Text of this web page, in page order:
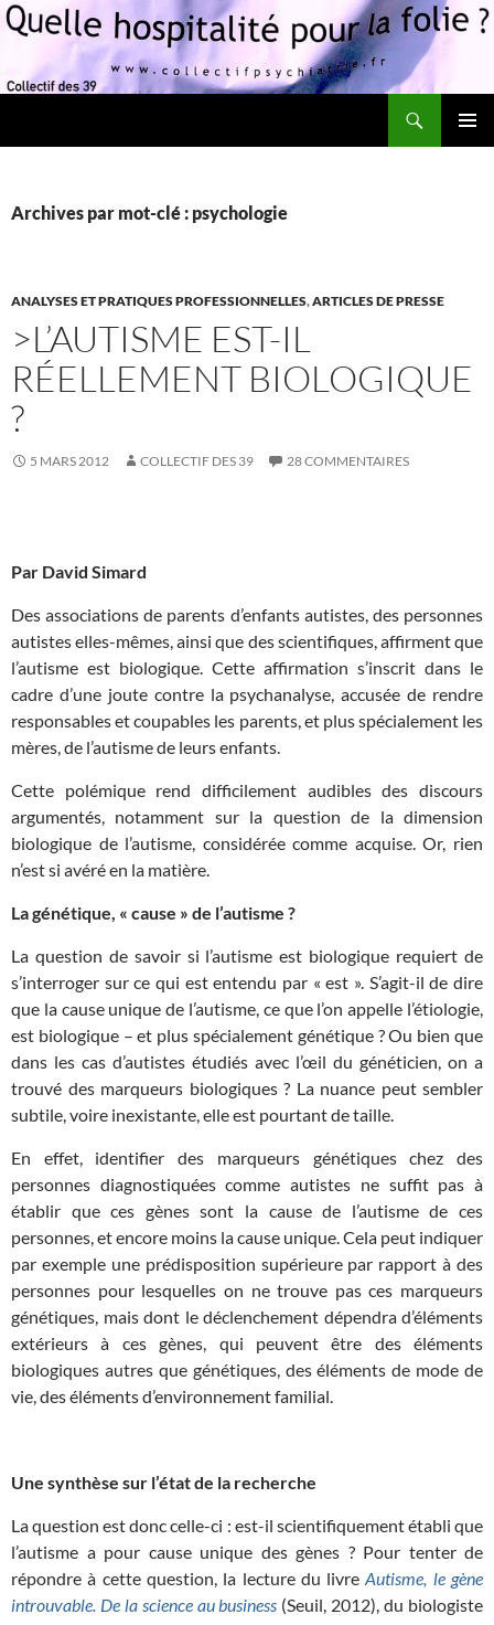
Archives par mot-clé : psychologie
ANALYSES ET PRATIQUES PROFESSIONNELLES,ARTICLES DE PRESSE
>L’AUTISME EST-IL
RÉELLEMENT BIOLOGIQUE
?
5 MARS 2012 COLLECTIF DES 39 28 COMMENTAIRES
Par David Simard
Des associations de parents d’enfants autistes, des personnes
autistes elles-mêmes, ainsi que des scientifiques, affirment que
l’autisme est biologique. Cette affirmation s’inscrit dans le
cadre d’une joute contre la psychanalyse, accusée de rendre
responsables et coupables les parents, et plus spécialement les
mères, de l’autisme de leurs enfants.
Cette polémique rend difficilement audibles des discours
argumentés, notamment sur la question de la dimension
biologique de l’autisme, considérée comme acquise. Or, rien
n’est si avéré en la matière.
La génétique, « cause » de l’autisme ?
La question de savoir si l’autisme est biologique requiert de
s’interroger sur ce qui est entendu par « est ». S’agit-il de dire
que la cause unique de l’autisme, ce que l’on appelle l’étiologie,
est biologique – et plus spécialement génétique ? Ou bien que
dans les cas d’autistes étudiés avec l’œil du généticien, on a
trouvé des marqueurs biologiques ? La nuance peut sembler
subtile, voire inexistante, elle est pourtant de taille.
En effet, identifier des marqueurs génétiques chez des
personnes diagnostiquées comme autistes ne suffit pas à
établir que ces gènes sont la cause de l’autisme de ces
personnes, et encore moins la cause unique. Cela peut indiquer
par exemple une prédisposition supérieure par rapport à des
personnes pour lesquelles on ne trouve pas ces marqueurs
génétiques, mais dont le déclenchement dépendra d’éléments
extérieurs à ces gènes, qui peuvent être des éléments
biologiques autres que génétiques, des éléments de mode de
vie, des éléments d’environnement familial.
Une synthèse sur l’état de la recherche
La question est donc celle-ci : est-il scientifiquement établi que
l’autisme a pour cause unique des gènes ? Pour tenter de
répondre à cette question, la lecture du livreAutisme, le gène
introuvable. De la science au business (Seuil, 2012), du biologiste